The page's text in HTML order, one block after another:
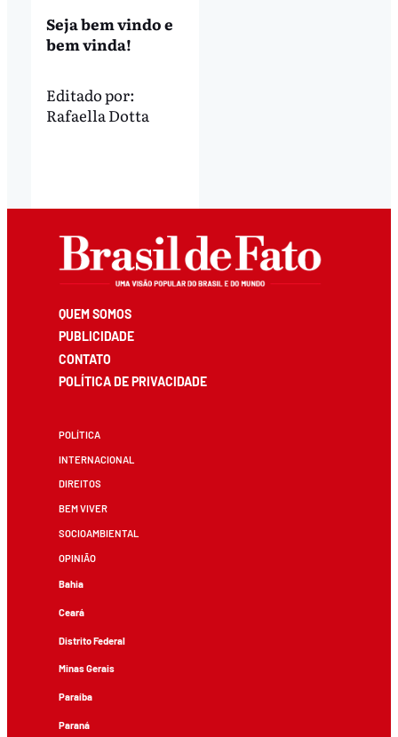
Seja bem vindo e
bem vinda!
Editado por:
Rafaella Dotta
QUEM SOMOS
PUBLICIDADE
CONTATO
POLÍTICA DE PRIVACIDADE
POLÍTICA
INTERNACIONAL
DIREITOS
BEM VIVER
SOCIOAMBIENTAL
OPINIÃO
Bahia
Ceará
Distrito Federal
Minas Gerais
Paraíba
Paraná